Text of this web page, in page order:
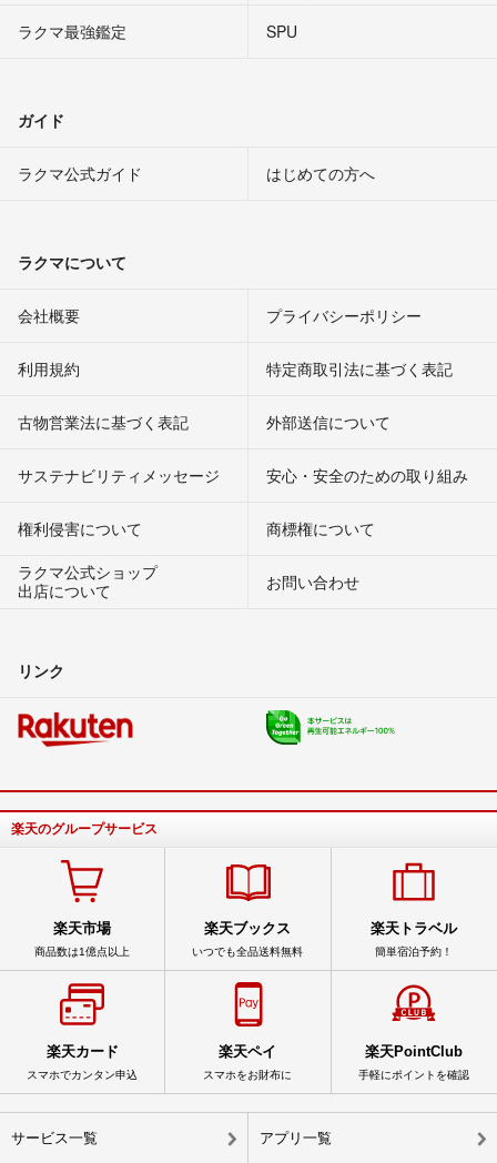
ラクマ最強鑑定
SPU
ガイド
ラクマ公式ガイド はじめての方へ
ラクマについて
会社概要 プライバシーポリシー
利用規約 特定商取引法に基づく表記
古物営業法に基づく表記 外部送信について
サステナビリティメッセージ 安心・安全のための取り組み
権利侵害について
商標権について
ラクマ公式ショップ
出店について
お問い合わせ
リンク
楽天のグループサービス
楽天市場
商品数は1億点以上
楽天ブックス
いつでも全品送料無料
楽天トラベル
簡単宿泊予約！
楽天カード
スマホでカンタン申込
楽天ペイ
スマホをお財布に
楽天PointClub
手軽にポイントを確認
サービス一覧 アプリ一覧